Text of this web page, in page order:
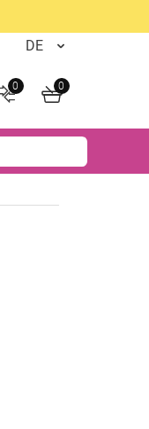
0 0